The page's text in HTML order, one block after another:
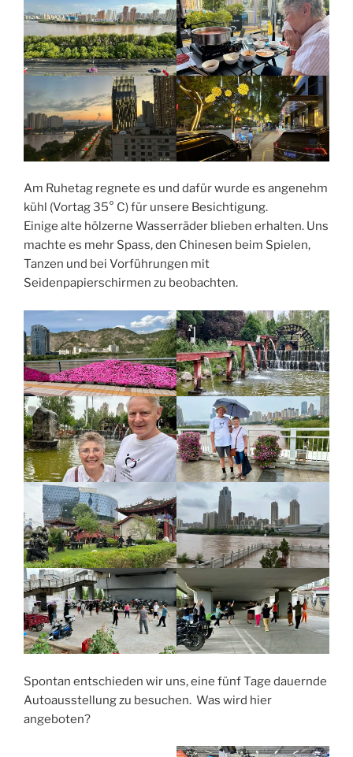
Am Ruhetag regnete es und dafür wurde es angenehm
kühl (Vortag 35° C) für unsere Besichtigung.
Einige alte hölzerne Wasserräder blieben erhalten. Uns
machte es mehr Spass, den Chinesen beim Spielen,
Tanzen und bei Vorführungen mit
Seidenpapierschirmen zu beobachten.
Spontan entschieden wir uns, eine fünf Tage dauernde
Autoausstellung zu besuchen. Was wird hier
angeboten?